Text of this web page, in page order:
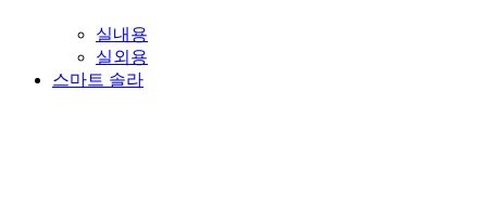
실내용
실외용
스마트 솔라